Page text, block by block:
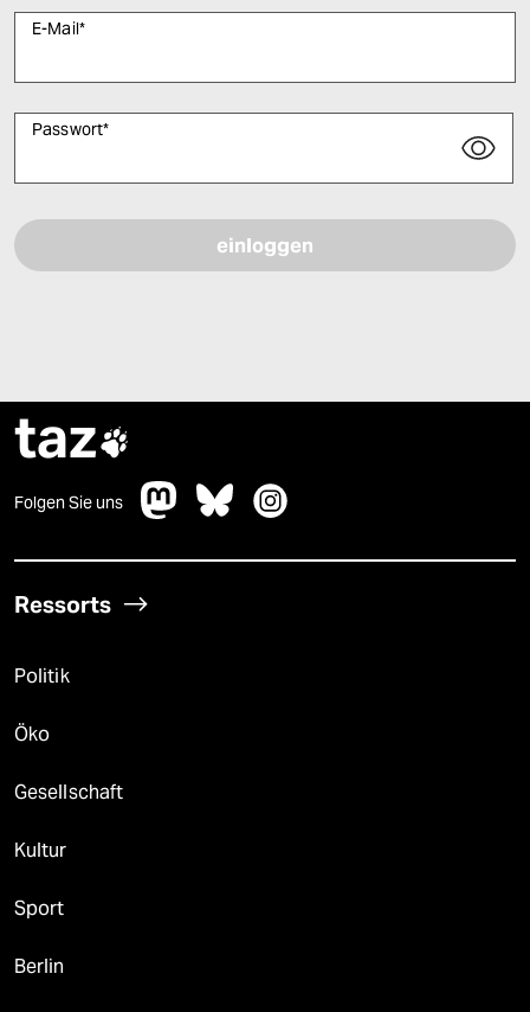
E-Mail*
Passwort*
taz
Folgen Sie uns
Ressorts
Politik
Öko
Gesellschaft
Kultur
Sport
Berlin